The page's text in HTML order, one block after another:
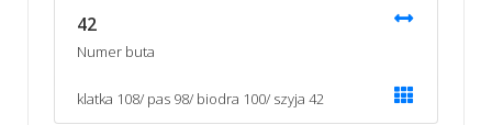
42
Numer buta
klatka 108/ pas 98/ biodra 100/ szyja 42